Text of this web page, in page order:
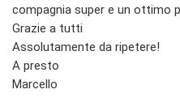
compagnia super e un ottimo
Grazie a tutti
Assolutamente da ripetere!
A presto
Marcello